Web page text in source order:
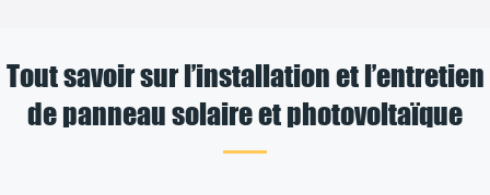
Tout savoir sur l’installation et l’entretien
de panneau solaire et photovoltaïque